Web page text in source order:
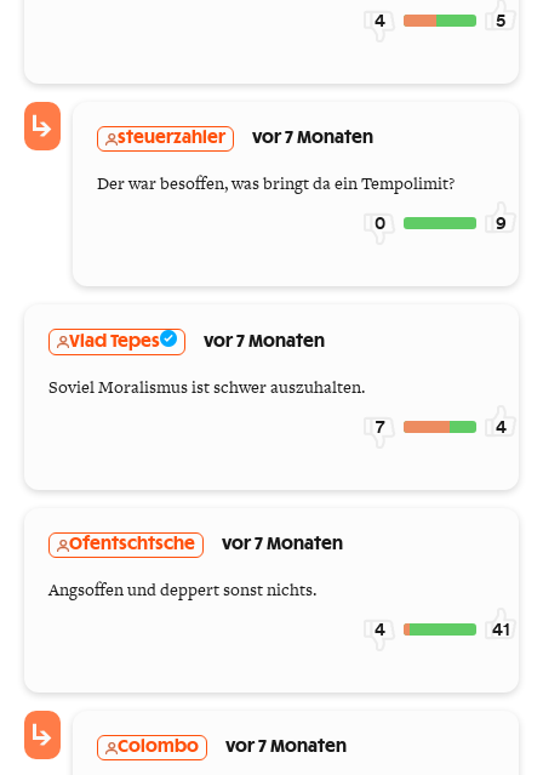
4 5
steuerzahler vor 7 Monaten
Der war besoffen, was bringt da ein Tempolimit?
0 9
Vlad Tepes vor 7 Monaten
Soviel Moralismus ist schwer auszuhalten.
7 4
Ofentschtsche vor 7 Monaten
Angsoffen und deppert sonst nichts.
4 41
Colombo vor 7 Monaten